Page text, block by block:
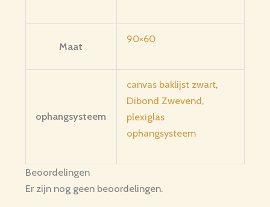
Maat
90×60
ophangsysteem
canvas baklijst zwart,
Dibond Zwevend,
plexiglas
ophangsysteem
Beoordelingen
Er zijn nog geen beoordelingen.